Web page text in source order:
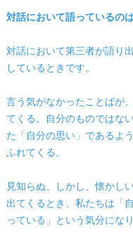
対話において語っているの
対話において第三者が語り
しているときです。
言う気がなかったことばが
てくる。自分のものではな
た「自分の思い」であるよ
ふれてくる。
見知らぬ、しかし、懐かし
出てくるとき、私たちは「
っている」という気分になり